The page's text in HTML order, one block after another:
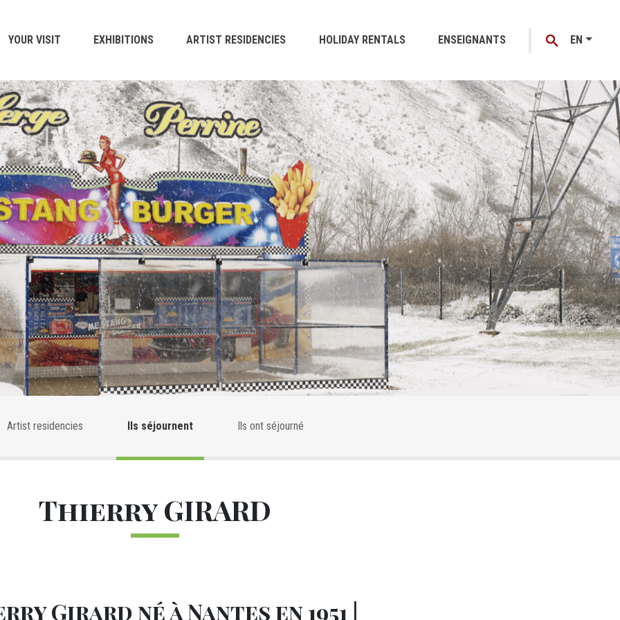
YOUR VISIT EXHIBITIONS ARTIST RESIDENCIES HOLIDAY RENTALS ENSEIGNANTS EN
Artist residencies Ils séjournent Ils ont séjourné
Thierry GIRARD
Girard né à Nantes en 1951 |